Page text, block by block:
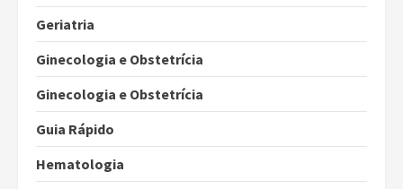
Geriatria
Ginecologia e Obstetrícia
Ginecologia e Obstetrícia
Guia Rápido
Hematologia